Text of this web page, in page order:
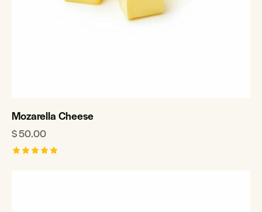
Mozarella Cheese
$50.00